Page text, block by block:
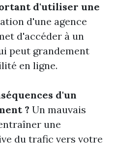
d'utiliser une
d'une agence
d'accéder à un
peut grandement
en ligne.
d'un
? Un mauvais
une
du trafic vers votre